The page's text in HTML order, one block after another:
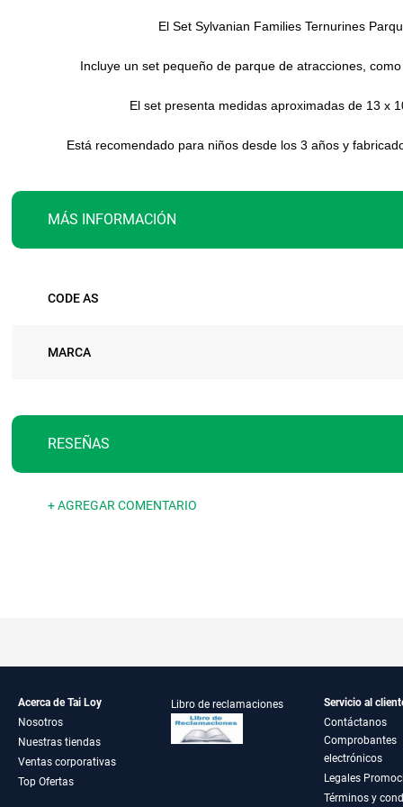
El Set Sylvanian Families Ternurines
Incluye un set pequeño de parque de atracciones,
El set presenta medidas aproximadas de 13 x
Está recomendado para niños desde los 3 años y
MÁS INFORMACIÓN
información
CODE AS
MARCA
RESEÑAS
+ AGREGAR COMENTARIO
Acerca de Tai Loy
Nosotros
Nuestras tiendas
Ventas corporativas
Top Ofertas
Libro de reclamaciones
Servicio al
Contáctanos
Comprobantes
electrónicos
Legales
Términos y